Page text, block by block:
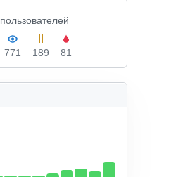
пользователей
771 189 81